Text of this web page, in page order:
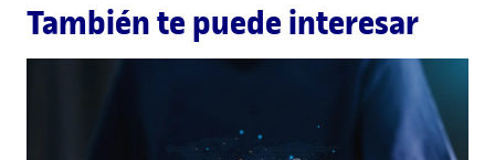
También te puede interesar